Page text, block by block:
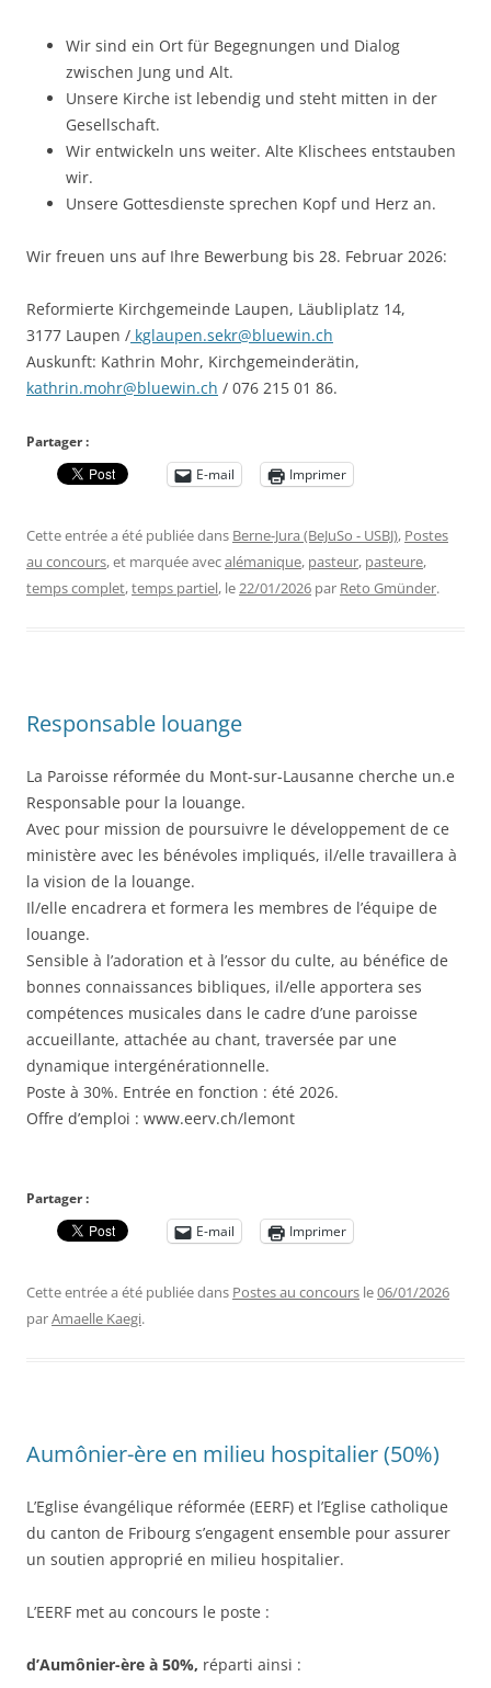
Wir sind ein Ort für Begegnungen und Dialog
zwischen Jung und Alt.
Unsere Kirche ist lebendig und steht mitten in der
Gesellschaft.
Wir entwickeln uns weiter. Alte Klischees entstauben
wir.
Unsere Gottesdienste sprechen Kopf und Herz an.
Wir freuen uns auf Ihre Bewerbung bis 28. Februar 2026:
Reformierte Kirchgemeinde Laupen, Läubliplatz 14,
3177 Laupen / kglaupen.sekr@bluewin.ch
Auskunft: Kathrin Mohr, Kirchgemeinderätin,
kathrin.mohr@bluewin.ch / 076 215 01 86.
Partager :
E-mail
Imprimer
Cette entrée a été publiée dans Berne-Jura (BeJuSo - USBJ), Postes
au concours, et marquée avecalémanique, pasteur, pasteure,
temps complet,temps partiel, le22/01/2026 par Reto Gmünder.
Responsable louange
La Paroisse réformée du Mont-sur-Lausanne cherche un.e
Responsable pour la louange.
Avec pour mission de poursuivre le développement de ce
ministère avec les bénévoles impliqués, il/elle travaillera à
la vision de la louange.
Il/elle encadrera et formera les membres de l’équipe de
louange.
Sensible à l’adoration et à l’essor du culte, au bénéfice de
bonnes connaissances bibliques, il/elle apportera ses
compétences musicales dans le cadre d’une paroisse
accueillante, attachée au chant, traversée par une
dynamique intergénérationnelle.
Poste à 30%. Entrée en fonction : été 2026.
Offre d’emploi : www.eerv.ch/lemont
Partager :
E-mail
Imprimer
Cette entrée a été publiée dans Postes au concours le06/01/2026
parAmaelle Kaegi.
Aumônier-ère en milieu hospitalier (50%)
L’Eglise évangélique réformée (EERF) et l’Eglise catholique
du canton de Fribourg s’engagent ensemble pour assurer
un soutien approprié en milieu hospitalier.
L’EERF met au concours le poste :
d’Aumônier-ère à 50%, réparti ainsi :